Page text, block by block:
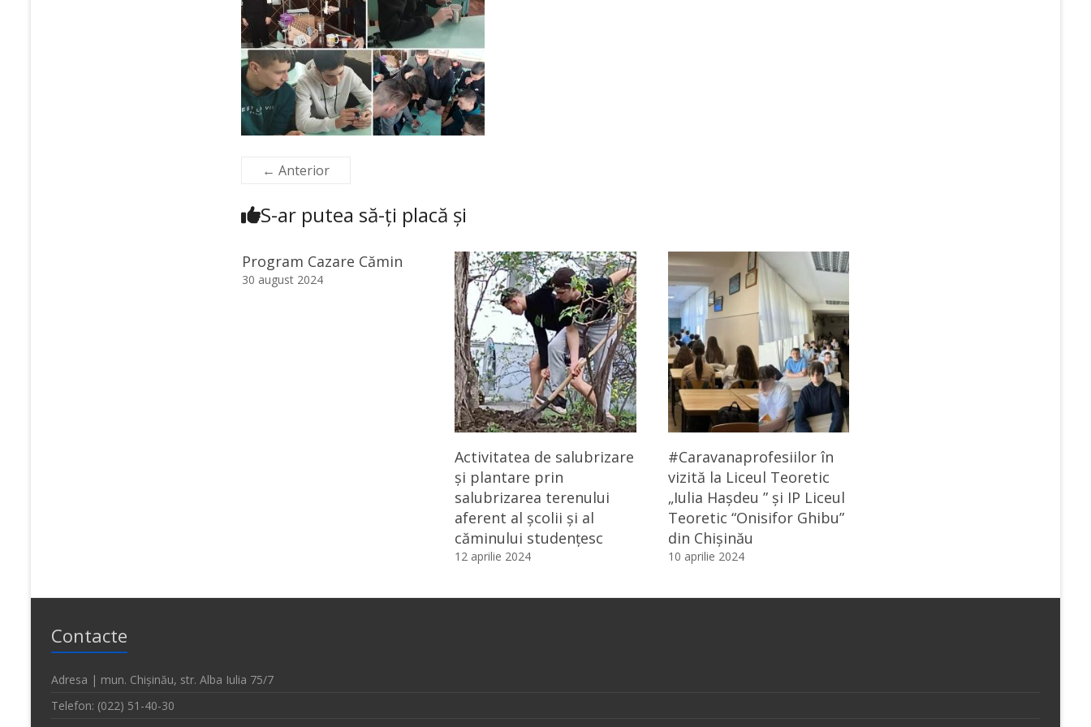
← Anterior
S-ar putea să-ți placă și
Program Cazare Cămin
30 august 2024
Activitatea de salubrizare
și plantare prin
salubrizarea terenului
aferent al școlii și al
căminului studențesc
12 aprilie 2024
#Caravanaprofesiilor în
vizită la Liceul Teoretic
„Iulia Hașdeu ” și IP Liceul
Teoretic “Onisifor Ghibu”
din Chișinău
10 aprilie 2024
Contacte
Adresa | mun. Chișinău, str. Alba Iulia 75/7
Telefon: (022) 51-40-30